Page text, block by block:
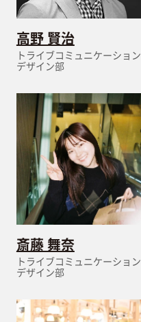
高野 賢治
トライブコミュニケーション
デザイン部
斎藤 舞奈
トライブコミュニケーション
デザイン部